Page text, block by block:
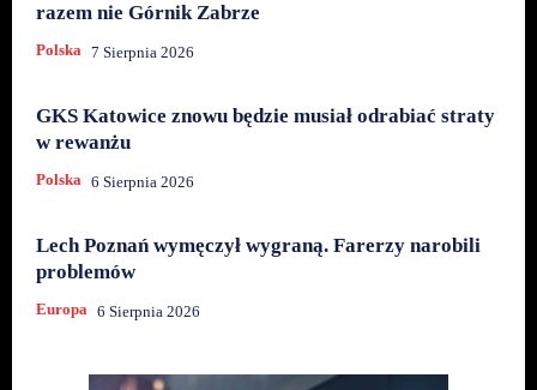
razem nie Górnik Zabrze
Polska 7 Sierpnia 2026
GKS Katowice znowu będzie musiał odrabiać straty
w rewanżu
Polska 6 Sierpnia 2026
Lech Poznań wymęczył wygraną. Farerzy narobili
problemów
Europa 6 Sierpnia 2026